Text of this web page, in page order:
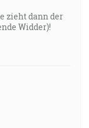
zieht dann der
Widder)!